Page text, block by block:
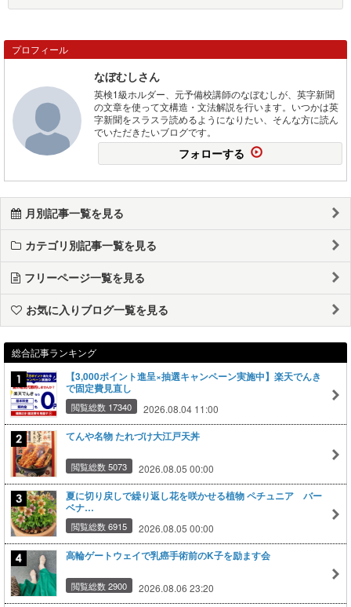
プロフィール
なぼむしさん
英検1級ホルダー、元予備校講師のなぼむしが、英字新聞
の文章を使って文構造・文法解説を行います。いつかは英
字新聞をスラスラ読めるようになりたい、そんな方に読ん
でいただきたいブログです。
フォローする
月別記事一覧を見る
カテゴリ別記事一覧を見る
フリーページ一覧を見る
お気に入りブログ一覧を見る
総合記事ランキング
【3,000ポイント進呈×抽選キャンペーン実施中】楽天でんき
で固定費見直し
閲覧総数 17340 2026.08.04 11:00
てんや名物 たれづけ大江戸天丼
閲覧総数 5073 2026.08.05 00:00
夏に切り戻しで繰り返し花を咲かせる植物 ペチュニア バー
ベナ…
閲覧総数 6915 2026.08.05 00:00
高輪ゲートウェイで乳癌手術前のK子を励ます会
閲覧総数 2900 2026.08.06 23:20